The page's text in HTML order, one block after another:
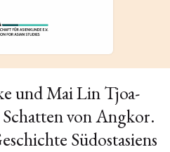
und Mai Lin Tjoa-
von Angkor.
Südostasiens